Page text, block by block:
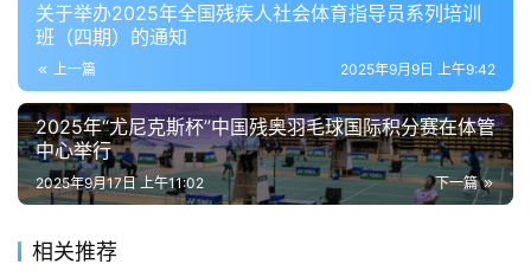
关于举办2025年全国残疾人社会体育指导员系列培训
班（四期）的通知
上一篇 2025年9月9日 上午9:42
2025年“尤尼克斯杯”中国残奥羽毛球国际积分赛在体管
中心举行
下一篇
2025年9月17日 上午11:02
相关推荐